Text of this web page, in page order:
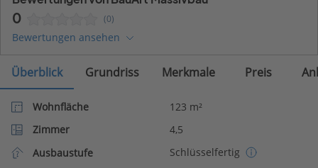
0 (0)
Bewertungen ansehen
Überblick Grundriss Merkmale Preis
Wohnfläche
123 m²
Zimmer
4,5
Ausbaustufe
Schlüsselfertig